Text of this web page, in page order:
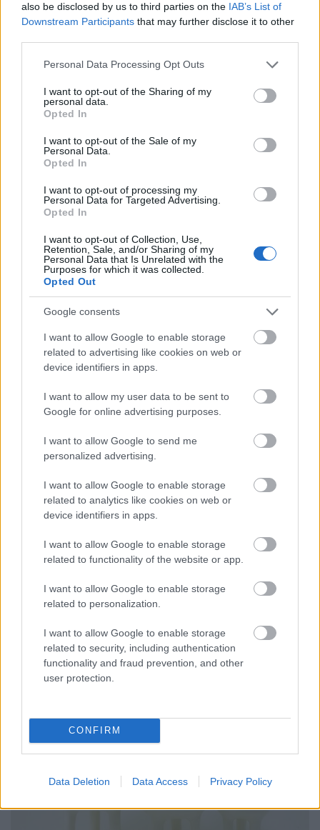
also be disclosed by us to third parties on the IAB’s List of
Downstream Participants that may further disclose it to other
Please note that this website/app uses one or more Google
not limited to your visit or usage behaviour. You may click to
grant or deny consent to Google and its third-party tags to
use your data for below specified purposes in below Google
consent section.
Personal Data Processing Opt Outs
I want to opt-out of the Sharing of my
personal data.
Opted In
I want to opt-out of the Sale of my
Personal Data.
Opted In
I want to opt-out of processing my
Personal Data for Targeted Advertising.
Opted In
I want to opt-out of Collection, Use,
Retention, Sale, and/or Sharing of my
Personal Data that Is Unrelated with the
Purposes for which it was collected.
Opted Out
Google consents
I want to allow Google to enable storage
related to advertising like cookies on web or
device identifiers in apps.
I want to allow my user data to be sent to
Google for online advertising purposes.
I want to allow Google to send me
personalized advertising.
I want to allow Google to enable storage
related to analytics like cookies on web or
device identifiers in apps.
I want to allow Google to enable storage
related to functionality of the website or app.
I want to allow Google to enable storage
related to personalization.
I want to allow Google to enable storage
related to security, including authentication
functionality and fraud prevention, and other
user protection.
CONFIRM
Data Deletion Data Access Privacy Policy
3.
Kétszer is hackeltünk már IKEA-t az elmúlt években:
első alkalommal a kiságyaik átalakítására, egyedivé
tételére hoztunk ötleteket, második alkalommal
pedig az egyik gyerekágyuk került sorra. Most a
Frosta ülőkére mutatunk pár ötletet, szerintünk
zseniálisak! Maradjunk az alapvető ülőke
funkciónál:…
Ha egyszer megálmodta, meg is
csinálta
A textíliák egy gyerekszobában is meghatározzák a
hangulatot, ebben talán mindenki egyetért velünk. A
színes szobákban és a monokróm
gyerekbirodalmakban is jól fognak mutatni a Willie
and Millie textiljei. Az aprócska svéd cég története
már-már szokványos: egy szülési szabadsággal
kezdődik. Az…